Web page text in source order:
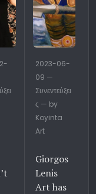
2023-06-
09 —
Συνεντεύξει
ς — by
Koyinta
Art
Giorgos
Lenis
Art has